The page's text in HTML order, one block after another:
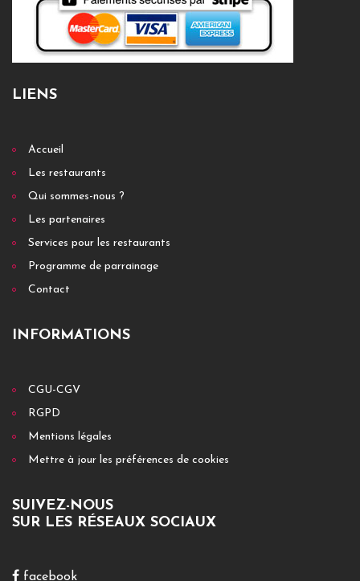
LIENS
Accueil
Les restaurants
Qui sommes-nous ?
Les partenaires
Services pour les restaurants
Programme de parrainage
Contact
INFORMATIONS
CGU-CGV
RGPD
Mentions légales
Mettre à jour les préférences de cookies
SUIVEZ-NOUS
SUR LES RÉSEAUX SOCIAUX
facebook